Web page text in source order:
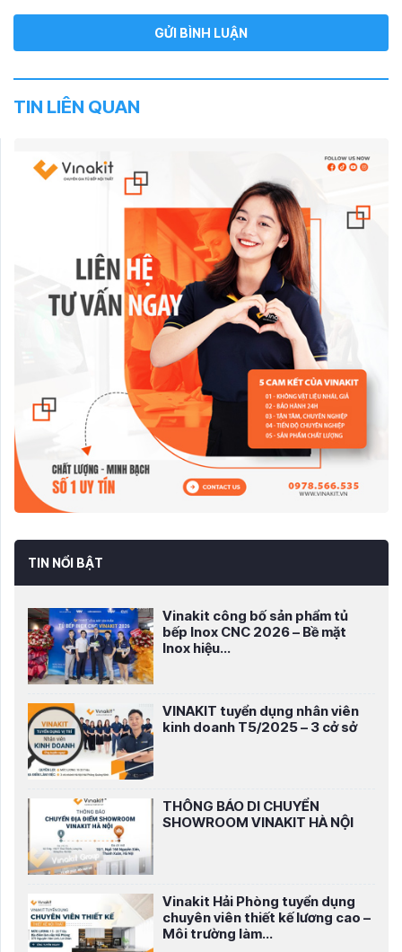
TIN LIÊN QUAN
TIN NỔI BẬT
Vinakit công bố sản phẩm tủ
bếp Inox CNC 2026 – Bề mặt
Inox hiệu...
VINAKIT tuyển dụng nhân viên
kinh doanh T5/2025 – 3 cở sở
THÔNG BÁO DI CHUYỂN
SHOWROOM VINAKIT HÀ NỘI
Vinakit Hải Phòng tuyển dụng
chuyên viên thiết kế lương cao –
Môi trường làm...